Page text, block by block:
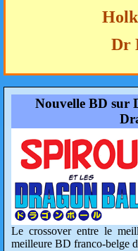
Dr
Nouvelle BD sur
Le crossover entre le
meilleure BD franco-belge